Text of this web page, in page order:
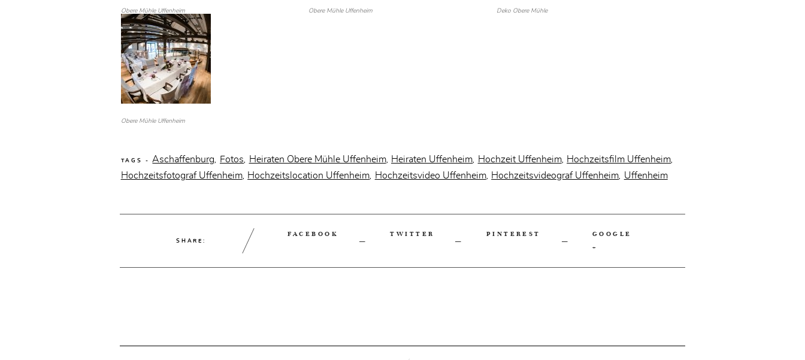
Obere Mühle Uffenheim Obere Mühle Uffenheim Deko Obere Mühle
Obere Mühle Uffenheim
TAGS -Aschaffenburg, Fotos, Heiraten Obere Mühle Uffenheim, Heiraten Uffenheim, Hochzeit Uffenheim, Hochzeitsfilm Uffenheim,
Hochzeitsfotograf Uffenheim, Hochzeitslocation Uffenheim, Hochzeitsvideo Uffenheim, Hochzeitsvideograf Uffenheim, Uffenheim
SHARE:
FACEBOOK TWITTER PINTEREST
GOOGLE
+